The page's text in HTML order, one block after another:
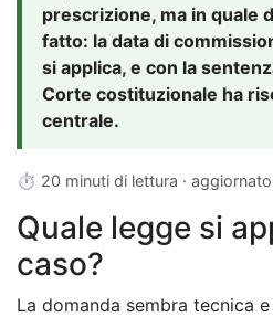
prescrizione, ma in quale
fatto: la data di
si applica, e con la
Corte costituzionale ha
centrale.
⏱ 20 minuti di lettura ·
Quale legge si
caso?
La domanda sembra tecnica